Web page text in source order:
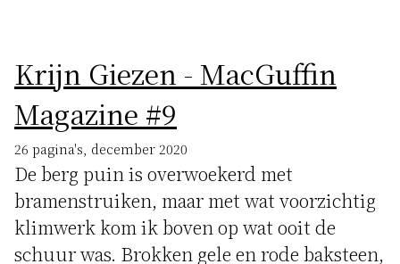
Krijn Giezen - MacGuffin
Magazine #9
26 pagina's, december 2020
De berg puin is overwoekerd met
bramenstruiken, maar met wat voorzichtig
klimwerk kom ik boven op wat ooit de
schuur was. Brokken gele en rode baksteen,